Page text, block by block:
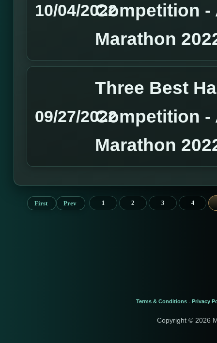
10/04/2022Competition -
Marathon
09/27/2022
Three Best
Competition -
Marathon
First Prev 1 2 3 4
Terms & Conditions - Privacy
Copyright © 2026